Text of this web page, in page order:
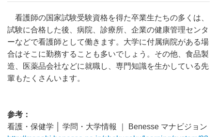
看護師の国家試験受験資格を得た卒業生たちの多くは、
試験に合格した後、病院、診療所、企業の健康管理センタ
ーなどで看護師として働きます。大学に付属病院がある場
合はそこに勤務することも多いでしょう。その他、食品製
造、医薬品会社などに就職し、専門知識を生かしている先
輩もたくさんいます。
参考：
看護・保健学 │ 学問・大学情報 ｜ Benesse マナビジョン